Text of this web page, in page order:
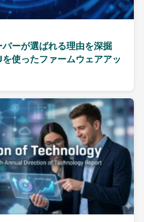
ーが選ばれる理由を深掘
使ったファームウェアアッ